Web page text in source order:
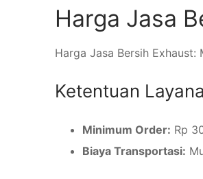
Harga Jasa
Harga Jasa Bersih
Ketentuan
Minimum Order: Rp
Biaya Transportasi: